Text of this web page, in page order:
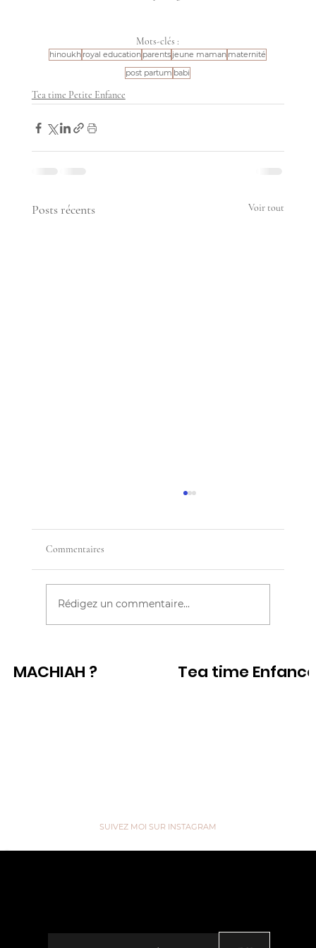
Mots-clés :
hinoukh royal education parents jeune maman maternité
post partum babi
Tea time Petite Enfance
Posts récents Voir tout
Commentaires
Rédigez un commentaire...
MACHIAH ? Tea time
SUIVEZ MOI SUR INSTAGRAM